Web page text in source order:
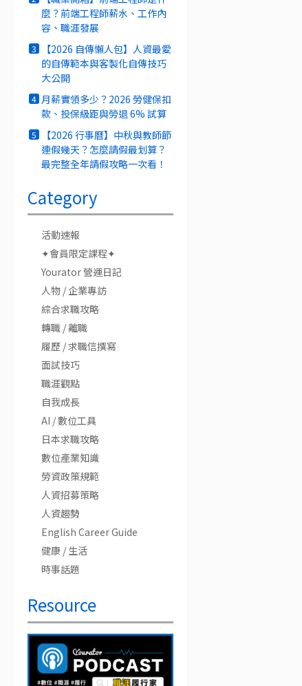
麼？前端工程師薪水、工作內
容、職涯發展
3
【2026 自傳懶人包】人資最愛
的自傳範本與客製化自傳技巧
大公開
4 月薪實領多少？2026 勞健保扣
款、投保級距與勞退 6% 試算
5
【2026 行事曆】中秋與教師節
連假幾天？怎麼請假最划算？
最完整全年請假攻略一次看！
Category
活動速報
✦會員限定課程✦
Yourator 營運日記
人物 / 企業專訪
綜合求職攻略
轉職 / 離職
履歷 / 求職信撰寫
面試技巧
職涯觀點
自我成長
AI / 數位工具
日本求職攻略
數位產業知識
勞資政策規範
人資招募策略
人資趨勢
English Career Guide
健康 / 生活
時事話題
Resource